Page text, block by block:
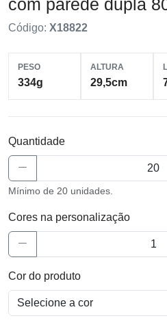
com parede dupla
Código: X18822
PESO
334g
ALTURA
29,5cm
Quantidade
Mínimo de 20 unidades.
Cores na personalização
Cor do produto